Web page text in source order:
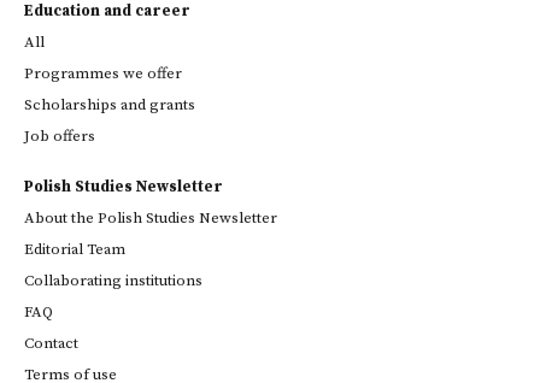
Education and career
All
Programmes we offer
Scholarships and grants
Job offers
Polish Studies Newsletter
About the Polish Studies Newsletter
Editorial Team
Collaborating institutions
FAQ
Contact
Terms of use